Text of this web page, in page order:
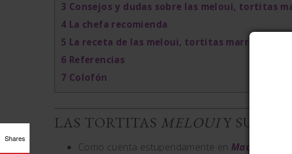
3 Consejos y dudas sobre las meloui, tortitas
4 La chefa recomienda
5 La receta de las meloui, tortitas marroquíes
6 Referencias
7 Colofón
LAS TORTITAS MELOUIY SU
Como cuenta estupendamente en Madrid
Shares